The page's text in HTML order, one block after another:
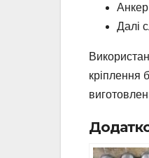
Анкер
Далі
кріплення